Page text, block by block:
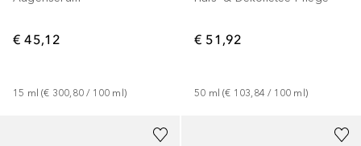
€ 45,12
15 ml (€ 300,80 / 100 ml)
€ 51,92
50 ml (€ 103,84 / 100 ml)